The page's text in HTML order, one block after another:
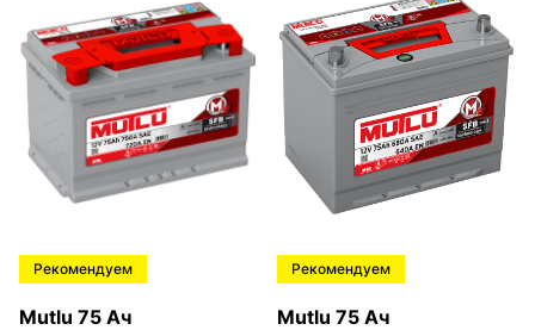
Рекомендуем
Mutlu 75 Ач
Рекомендуем
Mutlu 75 Ач